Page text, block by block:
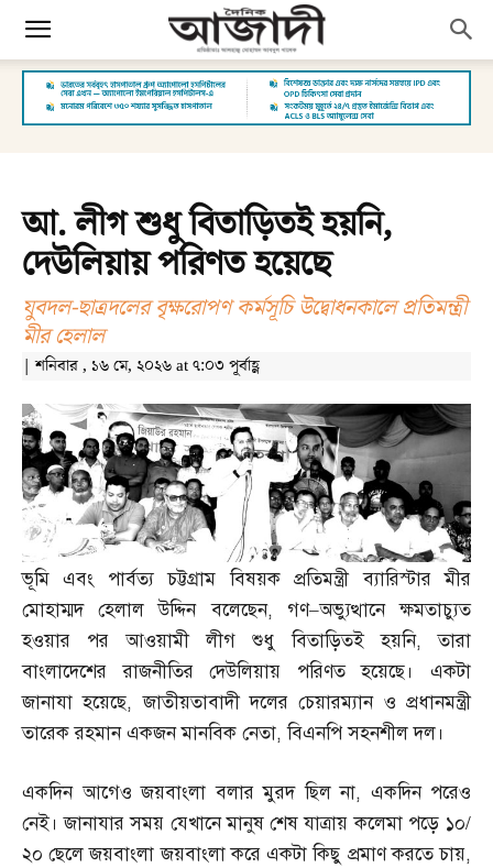
আ. লীগ শুধু বিতাড়িতই হয়নি,
দেউলিয়ায় পরিণত হয়েছে
যুবদল-ছাত্রদলের বৃক্ষরোপণ কর্মসূচি উদ্বোধনকালে প্রতিমন্ত্রী
মীর হেলাল
| শনিবার , ১৬ মে, ২০২৬ at ৭:০৩ পূর্বাহ্ণ
ভূমি এবং পার্বত্য চট্টগ্রাম বিষয়ক প্রতিমন্ত্রী ব্যারিস্টার মীর
মোহাম্মদ হেলাল উদ্দিন বলেছেন, গণ–অভ্যুত্থানে ক্ষমতাচ্যুত
হওয়ার পর আওয়ামী লীগ শুধু বিতাড়িতই হয়নি,তারা
বাংলাদেশের রাজনীতির দেউলিয়ায় পরিণত হয়েছে। একটা
জানাযা হয়েছে,জাতীয়তাবাদী দলের চেয়ারম্যান ও প্রধানমন্ত্রী
তারেক রহমান একজন মানবিক নেতা,বিএনপি সহনশীল দল।
একদিন আগেও জয়বাংলা বলার মুরদ ছিল না, একদিন পরেও
নেই। জানাযার সময় যেখানে মানুষ শেষ যাত্রায় কলেমা পড়ে ১০/
২০ ছেলে জয়বাংলা জয়বাংলা করে একটা কিছু প্রমাণ করতে চায়,